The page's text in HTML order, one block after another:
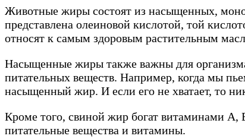
Животные жиры состоят из насыщенных,
представлена олеиновой кислотой, той
относят к самым здоровым растительным
Насыщенные жиры также важны для
питательных веществ. Например, когда мы
насыщенный жир. И если его не хватает, то
Кроме того, свиной жир богат витаминами
питательные вещества и витамины.